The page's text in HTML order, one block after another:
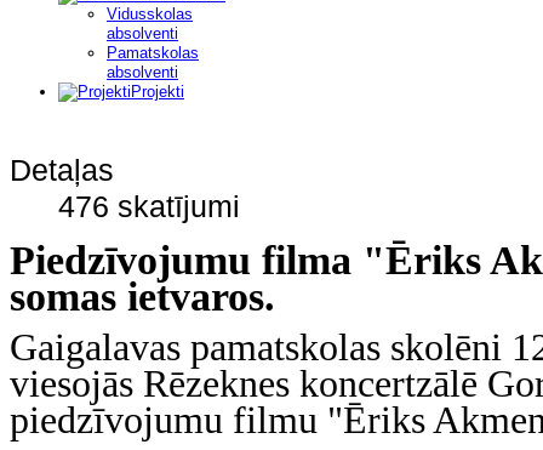
Vidusskolas
absolventi
Pamatskolas
absolventi
Projekti
Detaļas
476 skatījumi
Piedzīvojumu filma "Ēriks
somas ietvaros.
Gaigalavas pamatskolas skolēni
viesojās Rēzeknes koncertzālē
piedzīvojumu filmu "Ēriks